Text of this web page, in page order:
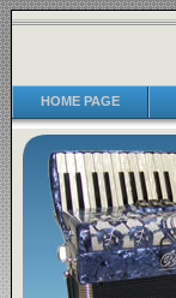
HOME PAGE